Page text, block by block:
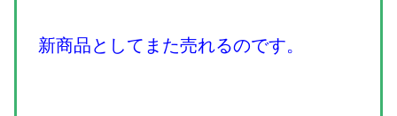
新商品としてまた売れるのです。